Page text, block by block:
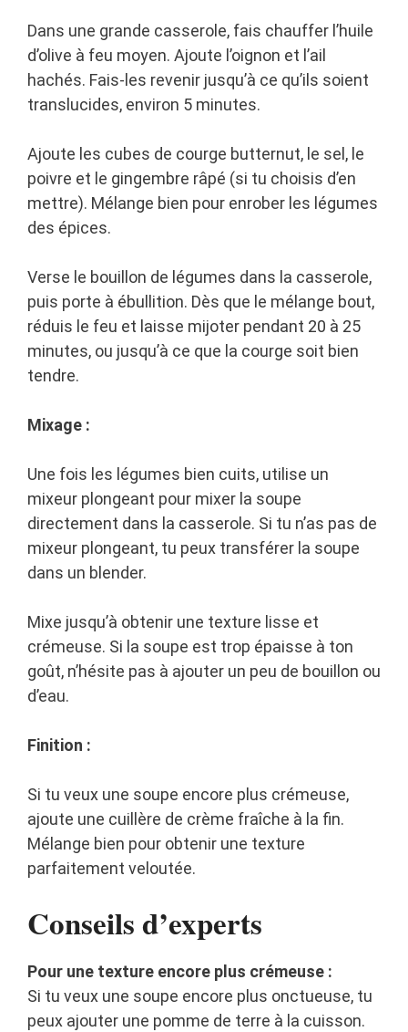
Dans une grande casserole, fais chauffer l’huile
d’olive à feu moyen. Ajoute l’oignon et l’ail
hachés. Fais-les revenir jusqu’à ce qu’ils soient
translucides, environ 5 minutes.
Ajoute les cubes de courge butternut, le sel, le
poivre et le gingembre râpé (si tu choisis d’en
mettre). Mélange bien pour enrober les légumes
des épices.
Verse le bouillon de légumes dans la casserole,
puis porte à ébullition. Dès que le mélange bout,
réduis le feu et laisse mijoter pendant 20 à 25
minutes, ou jusqu’à ce que la courge soit bien
tendre.
Mixage :
Une fois les légumes bien cuits, utilise un
mixeur plongeant pour mixer la soupe
directement dans la casserole. Si tu n’as pas de
mixeur plongeant, tu peux transférer la soupe
dans un blender.
Mixe jusqu’à obtenir une texture lisse et
crémeuse. Si la soupe est trop épaisse à ton
goût, n’hésite pas à ajouter un peu de bouillon ou
d’eau.
Finition :
Si tu veux une soupe encore plus crémeuse,
ajoute une cuillère de crème fraîche à la fin.
Mélange bien pour obtenir une texture
parfaitement veloutée.
Conseils d’experts
Pour une texture encore plus crémeuse :
Si tu veux une soupe encore plus onctueuse, tu
peux ajouter une pomme de terre à la cuisson.